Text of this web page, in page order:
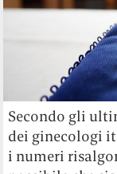
Secondo gli
dei ginecologi
i numeri